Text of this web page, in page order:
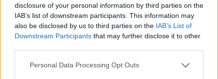
disclosure of your personal information by third parties on the
IAB’s list of downstream participants. This information may
also be disclosed by us to third parties on the IAB’s List of
Downstream Participants that may further disclose it to other
Personal Data Processing Opt Outs
magukat a magyar fiatalok: óránként